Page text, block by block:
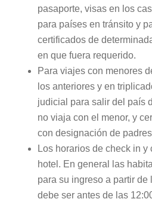
pasaporte, visas en los
para países en tránsito y
certificados de
en que fuera requerido.
Para viajes con menores
los anteriores y en
judicial para salir del país
no viaja con el menor, y
con designación de
Los horarios de check in
hotel. En general las
para su ingreso a partir
debe ser antes de las